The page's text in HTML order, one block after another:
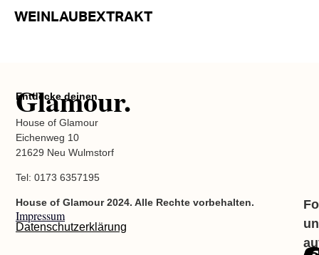
WEINLAUBEXTRAKT
Entdecke deinen
Glamour.
House of Glamour
Eichenweg 10
21629 Neu Wulmstorf
Tel: 0173 6357195
House of Glamour 2024. Alle Rechte vorbehalten.
Impressum
Datenschutzerklärung